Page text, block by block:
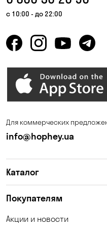
Горишние Плавни
Елизаветовка
Калиновка
Киев
Княжичи
с 10:00 - до 22:00
Для коммерческих
info@hophey.ua
Каталог
Покупателям
Акции и новости